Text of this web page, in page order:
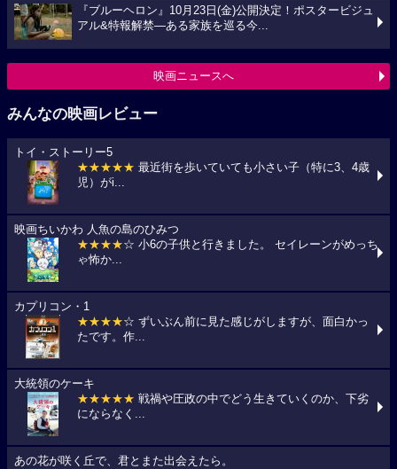
『ブルーヘロン』10月23日(金)公開決定！ポスタービジュ
アル&特報解禁―ある家族を巡る今...
映画ニュースへ
みんなの映画レビュー
トイ・ストーリー5
★★★★★ 最近街を歩いていても小さい子（特に3、4歳
児）がi...
映画ちいかわ 人魚の島のひみつ
★★★★☆ 小6の子供と行きました。 セイレーンがめっち
ゃ怖か...
カプリコン・1
★★★★☆ ずいぶん前に見た感じがしますが、面白かっ
たです。作...
大統領のケーキ
★★★★★ 戦禍や圧政の中でどう生きていくのか、下劣
にならなく...
あの花が咲く丘で、君とまた出会えたら。